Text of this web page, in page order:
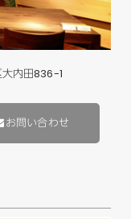
内田836-1
お問い合わせ